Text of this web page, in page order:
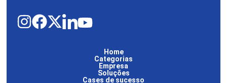
Home
Categorias
Empresa
Soluções
Cases de sucesso